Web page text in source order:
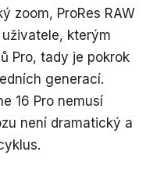
zoom, ProRes RAW
kterým
Pro, tady je pokrok
generací.
16 Pro nemusí
není dramatický a